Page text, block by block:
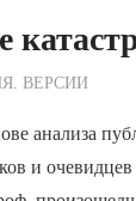
Редакции
ВЕРСИИ
анализа
и